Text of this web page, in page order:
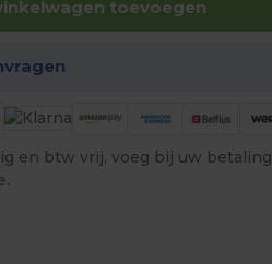
toevoegen
en btw vrij, voeg bij uw betaling